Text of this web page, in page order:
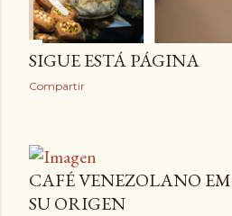
SIGUE ESTÁ PÁGINA
Compartir
CAFÉ VENEZOLANO
SU ORIGEN